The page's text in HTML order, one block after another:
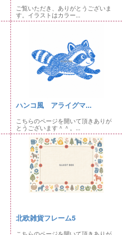
ご覧いただき、ありがとうございま
す。イラストはカラー...
ハンコ風 アライグマ...
こちらのページを開いて頂きありが
とうございます＾＾。...
北欧雑貨フレーム5
こちらのページを開いて頂きありが